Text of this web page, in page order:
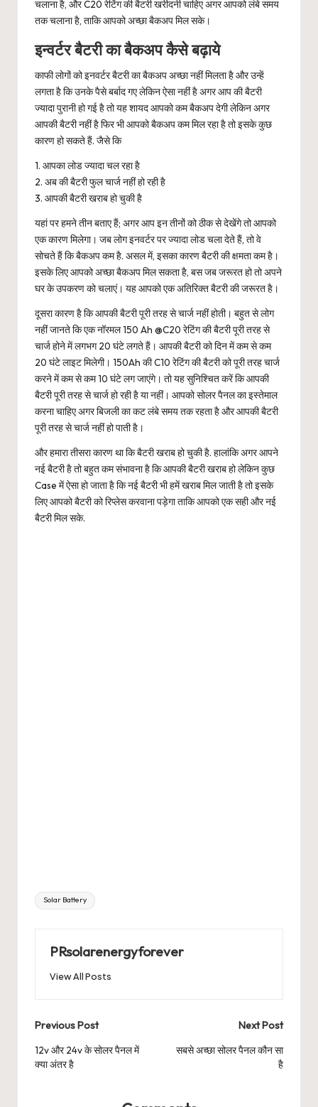
चलाना है, और C20 रेटिंग की बैटरी खरीदनी चाहिए अगर आपको लंबे समय
तक चलाना है, ताकि आपको अच्छा बैकअप मिल सके।
इन्वर्टर बैटरी का बैकअप कैसे बढ़ाये
काफी लोगों को इनवर्टर बैटरी का बैकअप अच्छा नहीं मिलता है और उन्हें
लगता है कि उनके पैसे बर्बाद गए लेकिन ऐसा नहीं है अगर आप की बैटरी
ज्यादा पुरानी हो गई है तो यह शायद आपको कम बैकअप देगी लेकिन अगर
आपकी बैटरी नहीं है फिर भी आपको बैकअप कम मिल रहा है तो इसके कुछ
कारण हो सकते हैं. जैसे कि
1. आपका लोड ज्यादा चल रहा है
2. अब की बैटरी फुल चार्ज नहीं हो रही है
3. आपकी बैटरी खराब हो चुकी है
यहां पर हमने तीन बताए हैं; अगर आप इन तीनों को ठीक से देखेंगे तो आपको
एक कारण मिलेगा। जब लोग इनवर्टर पर ज्यादा लोड चला देते हैं, तो वे
सोचते हैं कि बैकअप कम है. असल में, इसका कारण बैटरी की क्षमता कम है।
इसके लिए आपको अच्छा बैकअप मिल सकता है, बस जब जरूरत हो तो अपने
घर के उपकरण को चलाएं। यह आपको एक अतिरिक्त बैटरी की जरूरत है।
दूसरा कारण है कि आपकी बैटरी पूरी तरह से चार्ज नहीं होती। बहुत से लोग
नहीं जानते कि एक नॉरमल 150 Ah @C20 रेटिंग की बैटरी पूरी तरह से
चार्ज होने में लगभग 20 घंटे लगते हैं। आपकी बैटरी को दिन में कम से कम
20 घंटे लाइट मिलेगी। 150Ah की C10 रेटिंग की बैटरी को पूरी तरह चार्ज
करने में कम से कम 10 घंटे लग जाएंगे। तो यह सुनिश्चित करें कि आपकी
बैटरी पूरी तरह से चार्ज हो रही है या नहीं। आपको सोलर पैनल का इस्तेमाल
करना चाहिए अगर बिजली का कट लंबे समय तक रहता है और आपकी बैटरी
पूरी तरह से चार्ज नहीं हो पाती है।
और हमारा तीसरा कारण था कि बैटरी खराब हो चुकी है. हालांकि अगर आपने
नई बैटरी है तो बहुत कम संभावना है कि आपकी बैटरी खराब हो लेकिन कुछ
Case में ऐसा हो जाता है कि नई बैटरी भी हमें खराब मिल जाती है तो इसके
लिए आपको बैटरी को रिप्लेस करवाना पड़ेगा ताकि आपको एक सही और नई
बैटरी मिल सके.
Tags:
Solar Battery
PRsolarenergyforever
View All Posts
Post
navigation
Previous Post
12v और 24v के सोलर पैनल में
क्या अंतर है
Next Post
सबसे अच्छा सोलर पैनल कौन सा
है